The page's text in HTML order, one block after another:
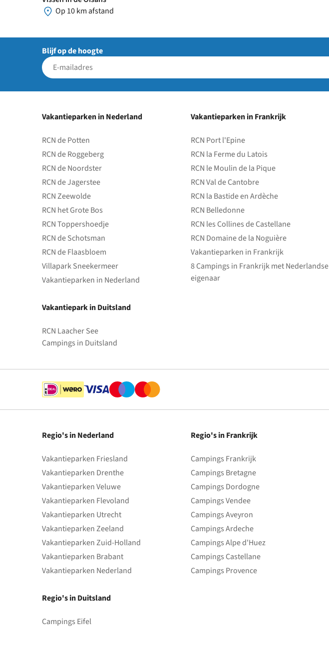
Op 10 km afstand
Blijf op de hoogte
Vakantieparken in Nederland
RCN de Potten
RCN de Roggeberg
RCN de Noordster
RCN de Jagerstee
RCN Zeewolde
RCN het Grote Bos
RCN Toppershoedje
RCN de Schotsman
RCN de Flaasbloem
Villapark Sneekermeer
Vakantieparken in Nederland
Vakantiepark in Duitsland
RCN Laacher See
Campings in Duitsland
Vakantieparken in Frankrijk
RCN Port l'Epine
RCN la Ferme du Latois
RCN le Moulin de la Pique
RCN Val de Cantobre
RCN la Bastide en Ardèche
RCN Belledonne
RCN les Collines de Castellane
RCN Domaine de la Noguière
Vakantieparken in Frankrijk
8 Campings in Frankrijk met Nederlandse
eigenaar
Regio's in Nederland
Vakantieparken Friesland
Vakantieparken Drenthe
Vakantieparken Veluwe
Vakantieparken Flevoland
Vakantieparken Utrecht
Vakantieparken Zeeland
Vakantieparken Zuid-Holland
Vakantieparken Brabant
Vakantieparken Nederland
Regio's in Duitsland
Campings Eifel
Regio's in Frankrijk
Campings Frankrijk
Campings Bretagne
Campings Dordogne
Campings Vendee
Campings Aveyron
Campings Ardeche
Campings Alpe d'Huez
Campings Castellane
Campings Provence